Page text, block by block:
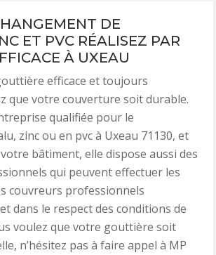
DE
ET PVC RÉALISEZ PAR
À UXEAU
efficace et toujours
que votre couverture soit durable.
qualifiée pour le
zinc ou en pvc à Uxeau 71130, et
bâtiment, elle dispose aussi des
qui peuvent effectuer les
couvreurs professionnels
dans le respect des conditions de
voulez que votre gouttière soit
n’hésitez pas à faire appel à MP